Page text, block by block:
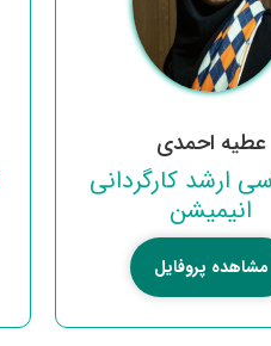
عطیه احمدی
ارشد کارگردانی
انیمیشن
مشاهده پروفایل